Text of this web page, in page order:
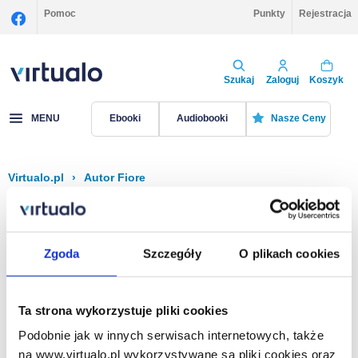
Zgoda Szczegóły O plikach cookies
Ta strona wykorzystuje pliki cookies
Podobnie jak w innych serwisach internetowych, także
na www.virtualo.pl wykorzystywane są pliki cookies oraz
Pomoc Punkty Rejestracja
Szukaj Zaloguj Koszyk
MENU Ebooki Audiobooki Nasze Ceny
Virtualo.pl › Autor Fiore
Filtruj Sortuj
Na stronie